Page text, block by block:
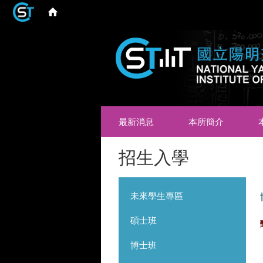
最新消息 本所簡介
招生入學
未來學生專區
碩士班
博士班